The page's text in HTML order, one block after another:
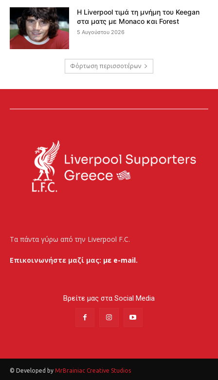
Η Liverpool τιμά τη μνήμη του Keegan
στα ματς με Monaco και Forest
5 Αυγούστου 2026
Φόρτωση περισσοτέρων
Τα πάντα γύρω από την Liverpool F.C.
Επικοινωνήστε μαζί μας: με e-mail.
Βρείτε μας στα Social Media
© Developed by MrBrainiac Creative Studios